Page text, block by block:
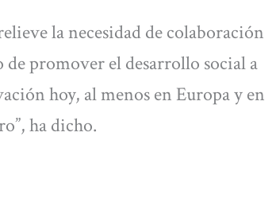
la necesidad de colaboración
promover el desarrollo social a
hoy, al menos en Europa y en
ha dicho.